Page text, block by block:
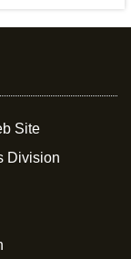
Site
Division